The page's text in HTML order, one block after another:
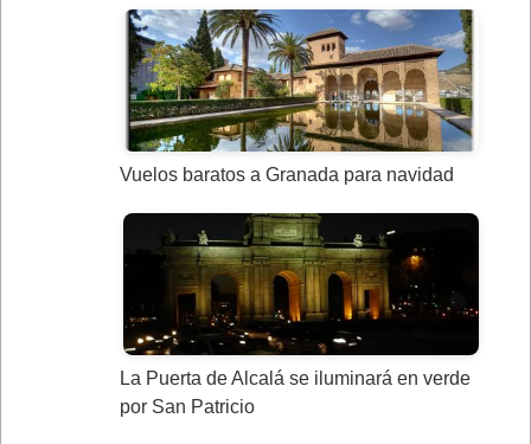
Vuelos baratos a Granada para navidad
La Puerta de Alcalá se iluminará en verde
por San Patricio